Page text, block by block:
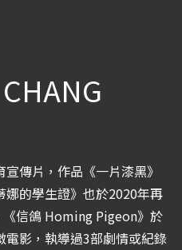
傳片，作品《一片漆黑》
娜的學生證》也於2020年再
信鴿 Homing Pigeon》於
影，執導過3部劇情或紀錄